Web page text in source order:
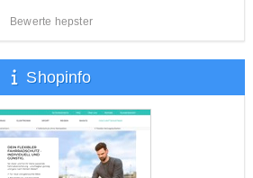
Bewerte hepster
Shopinfo